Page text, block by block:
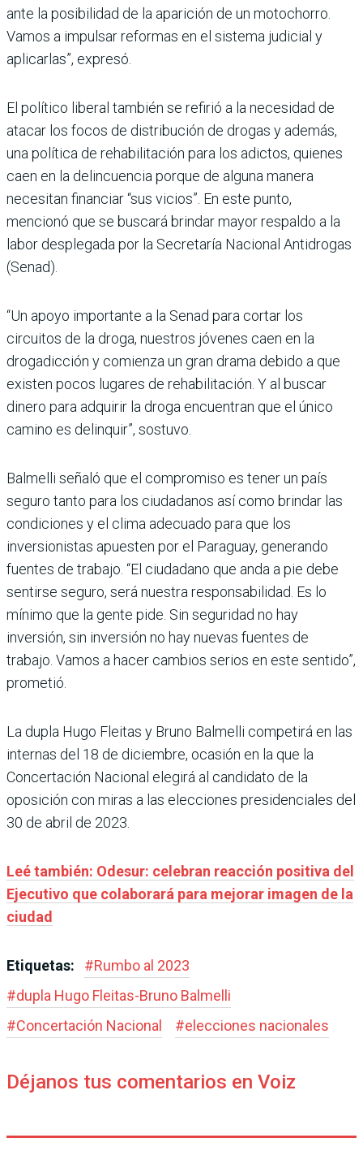
ante la posibilidad de la aparición de un motochorro.
Vamos a impulsar reformas en el sistema judicial y
aplicarlas”, expresó.
El político liberal también se refirió a la necesidad de
atacar los focos de distribución de drogas y además,
una política de rehabilitación para los adictos, quienes
caen en la delincuencia porque de alguna manera
necesitan financiar “sus vicios”. En este punto,
mencionó que se buscará brindar mayor respaldo a la
labor desplegada por la Secretaría Nacional Antidrogas
(Senad).
“Un apoyo importante a la Senad para cortar los
circuitos de la droga, nuestros jóvenes caen en la
drogadicción y comienza un gran drama debido a que
existen pocos lugares de rehabilitación. Y al buscar
dinero para adquirir la droga encuentran que el único
camino es delinquir”, sostuvo.
Balmelli señaló que el compromiso es tener un país
seguro tanto para los ciudadanos así como brindar las
condiciones y el clima adecuado para que los
inversionistas apuesten por el Paraguay, generando
fuentes de trabajo. “El ciudadano que anda a pie debe
sentirse seguro, será nuestra responsabilidad. Es lo
mínimo que la gente pide. Sin seguridad no hay
inversión, sin inversión no hay nuevas fuentes de
trabajo. Vamos a hacer cambios serios en este sentido”,
prometió.
La dupla Hugo Fleitas y Bruno Balmelli competirá en las
internas del 18 de diciembre, ocasión en la que la
Concertación Nacional elegirá al candidato de la
oposición con miras a las elecciones presidenciales del
30 de abril de 2023.
Leé también: Odesur: celebran reacción positiva del
Ejecutivo que colaborará para mejorar imagen de la
ciudad
Etiquetas: #Rumbo al 2023
#dupla Hugo Fleitas-Bruno Balmelli
#Concertación Nacional #elecciones nacionales
Déjanos tus comentarios en Voiz